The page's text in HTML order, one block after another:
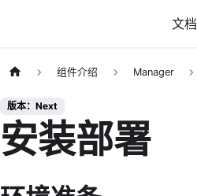
文档
组件介绍 Manager
版本：Next
安装部署